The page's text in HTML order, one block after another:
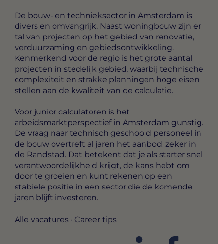
De bouw- en technieksector in Amsterdam is
divers en omvangrijk. Naast woningbouw zijn er
tal van projecten op het gebied van renovatie,
verduurzaming en gebiedsontwikkeling.
Kenmerkend voor de regio is het grote aantal
projecten in stedelijk gebied, waarbij technische
complexiteit en strakke planningen hoge eisen
stellen aan de kwaliteit van de calculatie.
Voor junior calculatoren is het
arbeidsmarktperspectief in Amsterdam gunstig.
De vraag naar technisch geschoold personeel in
de bouw overtreft al jaren het aanbod, zeker in
de Randstad. Dat betekent dat je als starter snel
verantwoordelijkheid krijgt, de kans hebt om
door te groeien en kunt rekenen op een
stabiele positie in een sector die de komende
jaren blijft investeren.
Alle vacatures · Career tips